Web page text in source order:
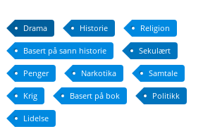
Drama Historie Religion
Basert på sann historie Sekulært
Penger Narkotika Samtale
Krig Basert på bok Politikk
Lidelse